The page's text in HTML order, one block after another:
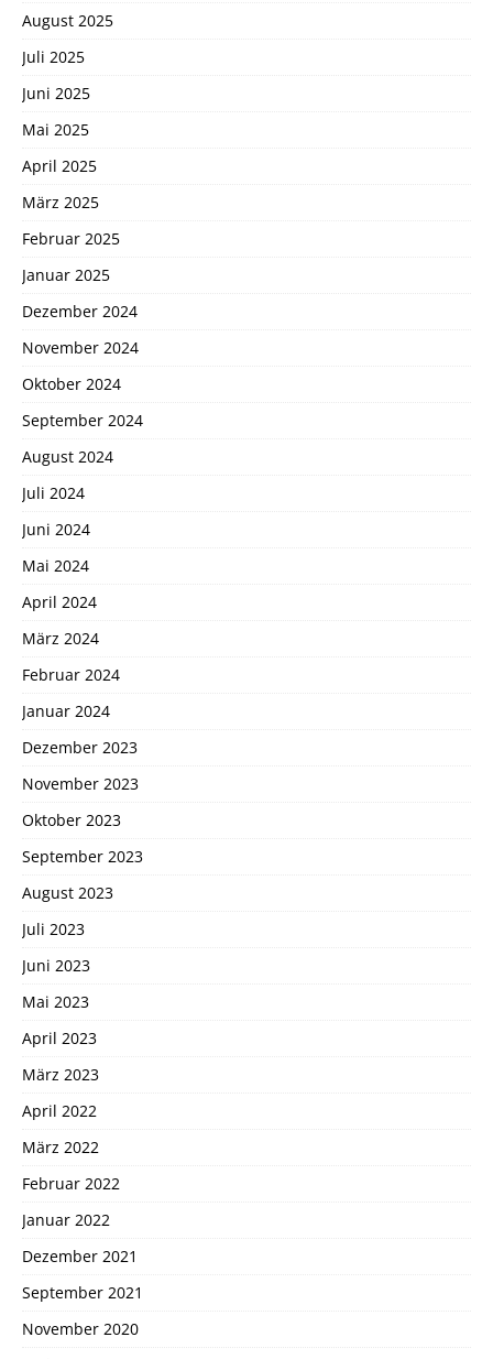
August 2025
Juli 2025
Juni 2025
Mai 2025
April 2025
März 2025
Februar 2025
Januar 2025
Dezember 2024
November 2024
Oktober 2024
September 2024
August 2024
Juli 2024
Juni 2024
Mai 2024
April 2024
März 2024
Februar 2024
Januar 2024
Dezember 2023
November 2023
Oktober 2023
September 2023
August 2023
Juli 2023
Juni 2023
Mai 2023
April 2023
März 2023
April 2022
März 2022
Februar 2022
Januar 2022
Dezember 2021
September 2021
November 2020